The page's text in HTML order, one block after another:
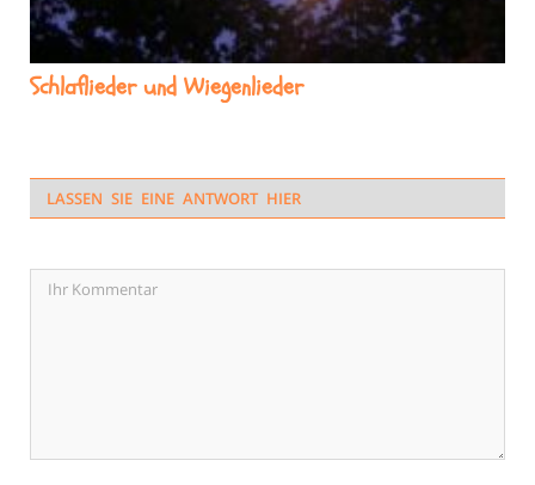
Schlaflieder und Wiegenlieder
LASSEN SIE EINE ANTWORT HIER